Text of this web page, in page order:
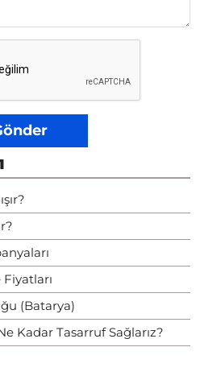
(Batarya)
Kadar Tasarruf Sağlarız?